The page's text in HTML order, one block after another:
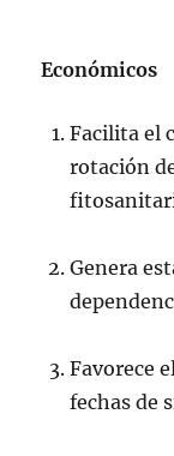
Económicos
Facilita el
rotación
Genera
Favorece
fechas de